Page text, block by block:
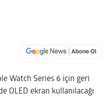
Watch Series 6 için geri
OLED ekran kullanılacağı